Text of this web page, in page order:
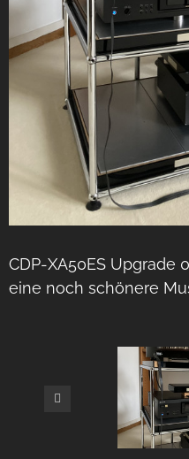
CDP-XA50ES Upgrade
eine noch schönere